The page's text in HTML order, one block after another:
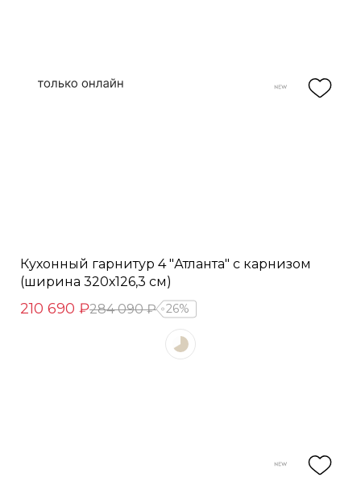
Кухонный гарнитур 4 "Атланта" с карнизом
(ширина 320х126,3 см)
210 690 ₽284 090 ₽ 26%